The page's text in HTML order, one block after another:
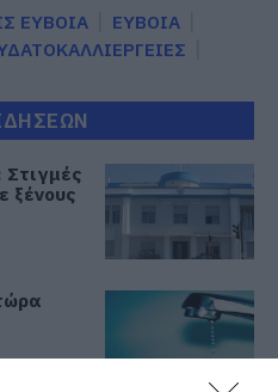
ΕΥΒΟΙΑ
ΕΥΒΟΙΑ
Στιγμές
ξένους